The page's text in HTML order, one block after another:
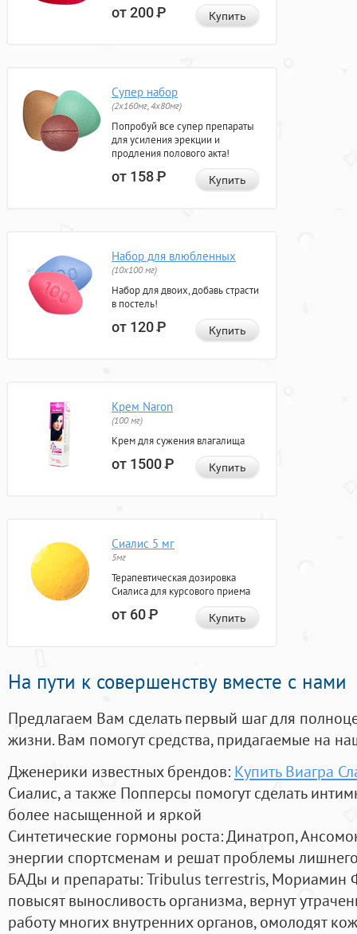
от 200Р Купить
Супер набор
(2х160мг, 4х80мг)
Попробуй все супер препараты
для усиления эрекции и
продления полового акта!
от 158Р Купить
Набор для влюбленных
(10х100 мг)
Набор для двоих, добавь страсти
в постель!
от 120Р Купить
Крем Naron
(100 мг)
Крем для сужения влагалища
от 1500Р Купить
Сиалис 5 мг
5мг
Терапевтическая дозировка
Сиалиса для курсового приема
от 60Р Купить
На пути к совершенству вместе с нами
Предлагаем Вам сделать первый шаг для
жизни. Вам помогут средства, придагаемые на
Дженерики известных брендов: Купить Виагра
Сиалис, а также Попперсы помогут сделать
более насыщенной и яркой
Синтетические гормоны роста: Динатроп,
энергии спортсменам и решат проблемы
БАДы и препараты:Tribulus terrestris, Мориамин
повысят выносливость организма, вернут
работу многих внутренних органов, омолодят